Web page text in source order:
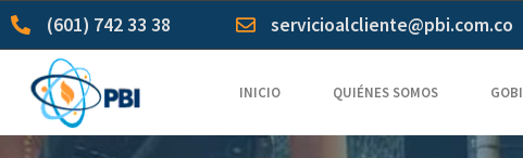
(601) 742 33 38 servicioalcliente@pbi.com.co
INICIO QUIÉNES SOMOS